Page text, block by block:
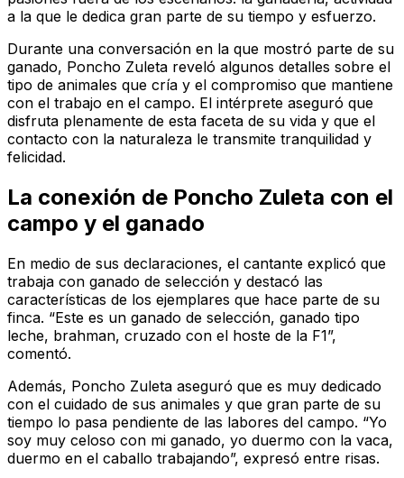
a la que le dedica gran parte de su tiempo y esfuerzo.
Durante una conversación en la que mostró parte de su
ganado, Poncho Zuleta reveló algunos detalles sobre el
tipo de animales que cría y el compromiso que mantiene
con el trabajo en el campo. El intérprete aseguró que
disfruta plenamente de esta faceta de su vida y que el
contacto con la naturaleza le transmite tranquilidad y
felicidad.
La conexión de Poncho Zuleta con el
campo y el ganado
En medio de sus declaraciones, el cantante explicó que
trabaja con ganado de selección y destacó las
características de los ejemplares que hace parte de su
finca. “Este es un ganado de selección, ganado tipo
leche, brahman, cruzado con el hoste de la F1”,
comentó.
Además, Poncho Zuleta aseguró que es muy dedicado
con el cuidado de sus animales y que gran parte de su
tiempo lo pasa pendiente de las labores del campo. “Yo
soy muy celoso con mi ganado, yo duermo con la vaca,
duermo en el caballo trabajando”, expresó entre risas.